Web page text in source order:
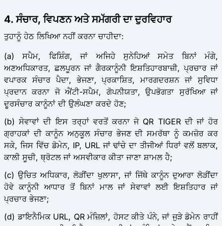
4. ਸੰਚਾਰ, ਵਿਪਣਨ ਅਤੇ ਸਮੱਗਰੀ ਦਾ ਦੁਰਵਿਹਾਰ
ਤੁਹਾਨੂੰ ਹੇਠ ਲਿਖਿਆ ਨਹੀਂ ਕਰਨਾ ਚਾਹੀਦਾ:
(a) ਸਪੈਮ, ਫਿਸ਼ਿੰਗ, ਜਾਂ ਅਜਿਹੇ ਸੁਨੇਹਿਆਂ ਸਮੇਤ ਬਿਨਾਂ ਮੰਗੇ,
ਅਣਅਧਿਕਾਰਤ, ਛਲਪੂਰਨ ਜਾਂ ਗੈਰਕਾਨੂੰਨੀ ਇਸ਼ਤਿਹਾਰਬਾਜ਼ੀ, ਪ੍ਰਚਾਰ ਜਾਂ
ਵਪਾਰਕ ਸੰਚਾਰ ਪੈਦਾ, ਭੇਜਣਾ, ਪ੍ਰਕਾਸ਼ਿਤ, ਮਾਰਗਦਰਸ਼ਨ ਜਾਂ ਸੁਵਿਧਾ
ਪ੍ਰਦਾਨ ਕਰਨਾ ਜੋ ਐਂਟੀ-ਸਪੈਮ, ਗੋਪਨੀਯਤਾ, ਉਪਭੋਗਤਾ ਸੁਰੱਖਿਆ ਜਾਂ
ਦੂਰਸੰਚਾਰ ਕਾਨੂੰਨਾਂ ਦੀ ਉਲੰਘਣਾ ਕਰਦੇ ਹੋਣ;
(b) ਸੇਵਾਵਾਂ ਦੀ ਇਸ ਤਰ੍ਹਾਂ ਵਰਤੋਂ ਕਰਨਾ ਜੋ QR TIGER ਦੀ ਜਾਂ ਹੋਰ
ਗ੍ਰਾਹਕਾਂ ਦੀ ਕਾਨੂੰਨ ਅਨੁਕੂਲ ਸੰਚਾਰ ਭੇਜਣ ਦੀ ਸਮਰੱਥਾ ਨੂੰ ਕਮਜ਼ੋਰ ਕਰ
ਸਕੇ, ਜਿਸ ਵਿੱਚ ਡੋਮੇਨ, IP, URL ਜਾਂ ਢਾਂਚੇ ਦਾ ਤੀਜੀਆਂ ਧਿਰਾਂ ਵਲੋਂ ਬਲਾਕ,
ਕਾਲੀ ਸੂਚੀ, ਥ੍ਰੋਟਲ ਜਾਂ ਅਸਵੀਕਾਰ ਕੀਤਾ ਜਾਣਾ ਸ਼ਾਮਲ ਹੈ;
(c) ਉਚਿਤ ਅਧਿਕਾਰ, ਲੋੜੀਂਦਾ ਖੁਲਾਸਾ, ਜਾਂ ਜਿੱਥੇ ਕਾਨੂੰਨ ਦੁਆਰਾ ਲੋੜੀਂਦਾ
ਹੋਵੇ ਕਾਨੂੰਨੀ ਆਧਾਰ ਤੋਂ ਬਿਨਾਂ ਮਾਲ ਜਾਂ ਸੇਵਾਵਾਂ ਲਈ ਇਸ਼ਤਿਹਾਰ ਜਾਂ
ਪ੍ਰਚਾਰ ਭੇਜਣਾ;
(d) ਡਾਇਨੈਮਿਕ URL, QR ਮੰਜ਼ਿਲਾਂ, ਹੋਸਟ ਕੀਤੇ ਪੰਨੇ, ਜਾਂ ਜੁੜੇ ਡੋਮੇਨ ਰਾਹੀਂ